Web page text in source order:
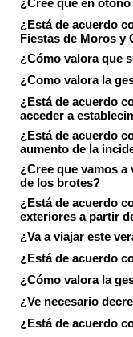
¿Cree que en
¿Está de acuerdo
Fiestas de Moros y
¿Cómo valora que
¿Como valora la
¿Está de acuerdo
acceder a
¿Está de acuerdo
aumento de la
¿Cree que vamos
de los brotes?
¿Está de acuerdo
exteriores a partir
¿Va a viajar este
¿Está de acuerdo
¿Cómo valora la
¿Ve necesario
¿Está de acuerdo